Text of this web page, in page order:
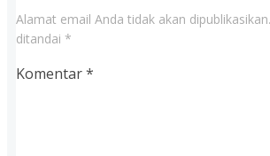
Alamat email Anda tidak akan dipublikasikan.
ditandai *
Komentar*